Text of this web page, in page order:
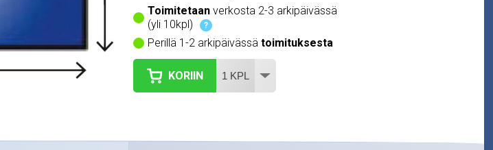
Toimitetaanverkosta 2-3 arkipäivässä
(yli 10kpl)
?
Perillä 1-2 arkipäivässä toimituksesta
KORIIN